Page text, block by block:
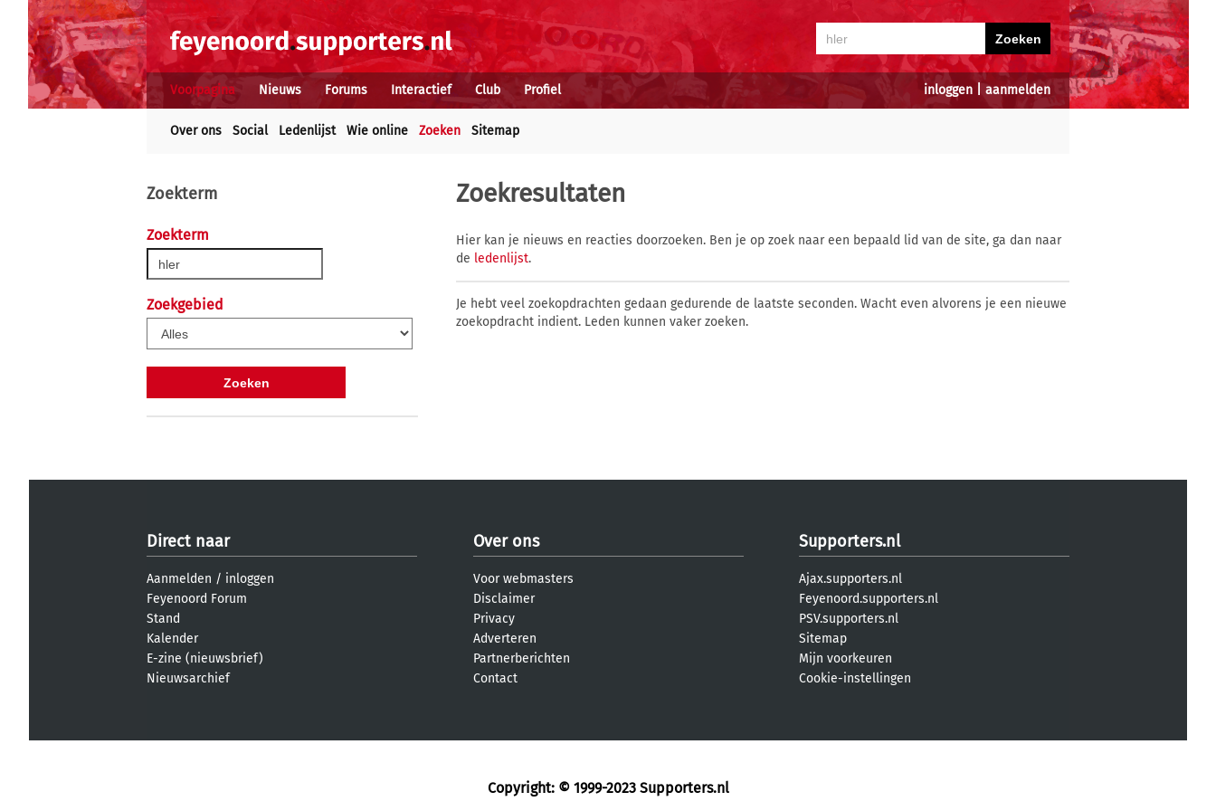
inloggen aanmelden
Voorpagina Nieuws Forums Interactief Club Profiel
Over ons Social Ledenlijst Wie online Zoeken Sitemap
Zoekterm
Zoekterm
Zoekgebied
Zoekresultaten
Hier kan je nieuws en reacties doorzoeken. Ben je op zoek naar een bepaald lid van de site, ga dan naar
de ledenlijst.
Je hebt veel zoekopdrachten gedaan gedurende de laatste seconden. Wacht even alvorens je een nieuwe
zoekopdracht indient. Leden kunnen vaker zoeken.
Direct naar
Aanmelden / inloggen
Feyenoord Forum
Stand
Kalender
E-zine (nieuwsbrief)
Nieuwsarchief
Over ons
Voor webmasters
Disclaimer
Privacy
Adverteren
Partnerberichten
Contact
Supporters.nl
Ajax.supporters.nl
Feyenoord.supporters.nl
PSV.supporters.nl
Sitemap
Mijn voorkeuren
Cookie-instellingen
Copyright: © 1999-2023 Supporters.nl